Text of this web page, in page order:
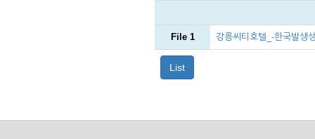
File 1 강릉씨티호텔_-한국발생
List